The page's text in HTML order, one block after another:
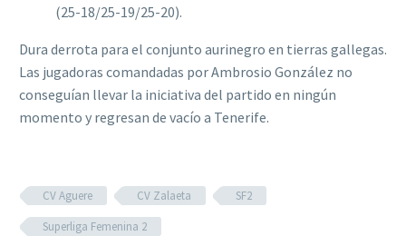
(25-18/25-19/25-20).
Dura derrota para el conjunto aurinegro en tierras gallegas.
Las jugadoras comandadas por Ambrosio González no
conseguían llevar la iniciativa del partido en ningún
momento y regresan de vacío a Tenerife.
CV Aguere CV Zalaeta
SF2
Superliga Femenina 2